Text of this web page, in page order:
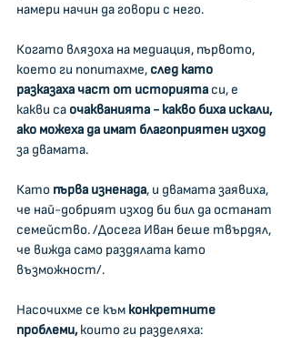
намери начин да говори с него.
Когато влязоха на медиация, първото,
което ги попитахме, след като
разказаха част от историята си, е
какви са очакванията - какво биха искали,
ако можеха да имат благоприятен изход
за двамата.
Като първа изненада, и двамата заявиха,
че най-добрият изход би бил да останат
семейство. /Досега Иван беше твърдял,
че вижда само раздялата като
възможност/.
Насочихме се към конкретните
проблеми, които ги разделяха: